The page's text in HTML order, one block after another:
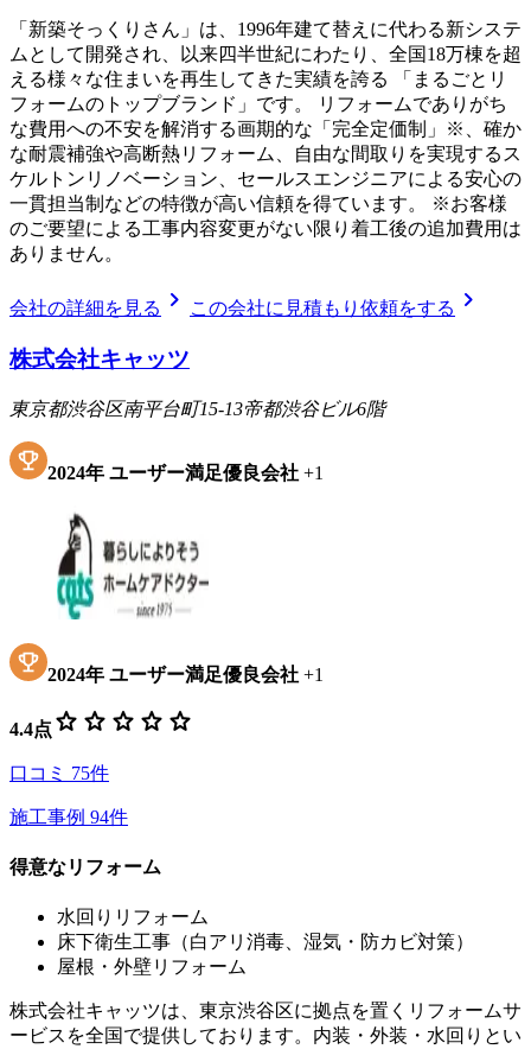
「新築そっくりさん」は、1996年建て替えに代わる新システ
ムとして開発され、以来四半世紀にわたり、全国18万棟を超
える様々な住まいを再生してきた実績を誇る 「まるごとリ
フォームのトップブランド」です。 リフォームでありがち
な費用への不安を解消する画期的な「完全定価制」※、確か
な耐震補強や高断熱リフォーム、自由な間取りを実現するス
ケルトンリノベーション、セールスエンジニアによる安心の
一貫担当制などの特徴が高い信頼を得ています。 ※お客様
のご要望による工事内容変更がない限り着工後の追加費用は
ありません。
会社の詳細を見る chevron_right この会社に見積もり依頼をする chevron_right
株式会社キャッツ
東京都渋谷区南平台町15-13帝都渋谷ビル6階
2024年 ユーザー満足優良会社 +1
2024年 ユーザー満足優良会社 +1
4.4点 star star star star star
口コミ 75件
施工事例 94件
得意なリフォーム
水回りリフォーム
床下衛生工事（白アリ消毒、湿気・防カビ対策）
屋根・外壁リフォーム
株式会社キャッツは、東京渋谷区に拠点を置くリフォームサ
ービスを全国で提供しております。内装・外装・水回りとい